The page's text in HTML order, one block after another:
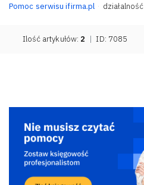
Pomoc serwisu ifirma.pl działalność
Ilość artykułów: 2 | ID: 7085